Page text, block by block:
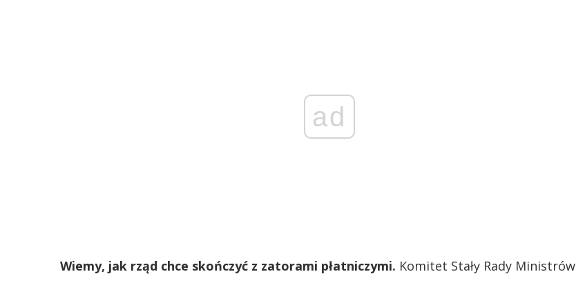
ad
Wiemy, jak rząd chce skończyć z zatorami płatniczymi. Komitet Stały Rady Ministrów